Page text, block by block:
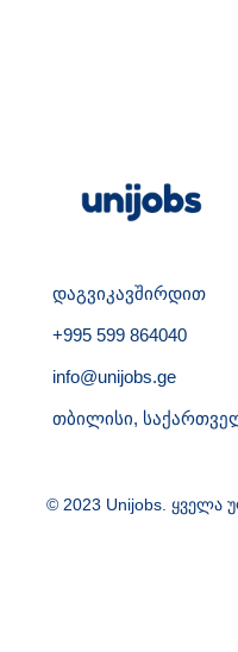
დაგვიკავშირდით
+995 599 864040
info@unijobs.ge
თბილისი,
© 2023 Unijobs. ყველა